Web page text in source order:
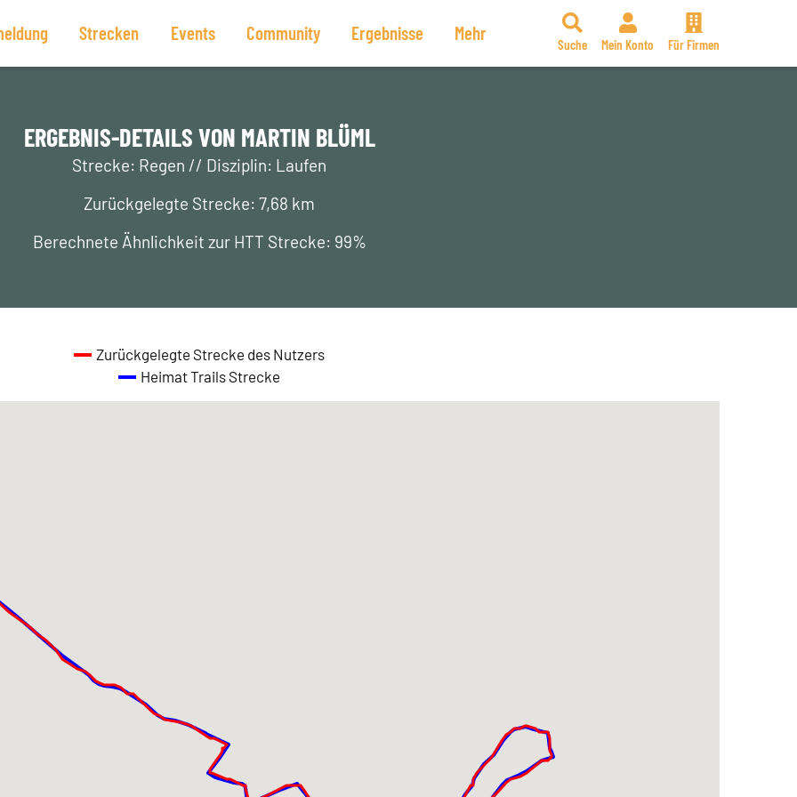
Strecken Events Community Ergebnisse Mehr
Suche Mein Konto Für Firmen
ERGEBNIS-DETAILS VON MARTIN BLÜML
Strecke: Regen // Disziplin: Laufen
Zurückgelegte Strecke: 7,68 km
Berechnete Ähnlichkeit zur HTT Strecke: 99%
Zurückgelegte Strecke des Nutzers
Heimat Trails Strecke